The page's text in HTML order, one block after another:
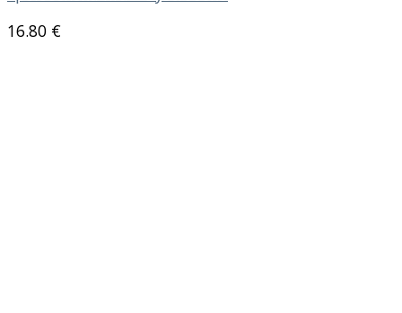
16.80 €